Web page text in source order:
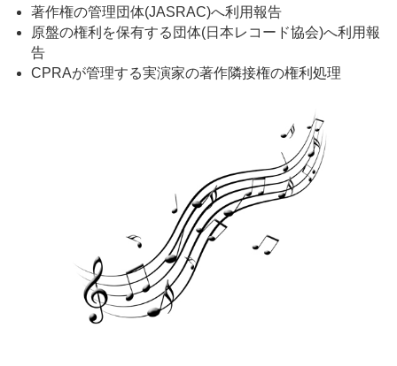
著作権の管理団体(JASRAC)へ利用報告
原盤の権利を保有する団体(日本レコード協会)へ利用報
告
CPRAが管理する実演家の著作隣接権の権利処理